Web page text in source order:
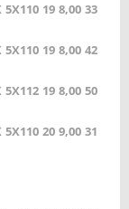
5X110 19 8,00 33
5X110 19 8,00 42
5X112 19 8,00 50
5X110 20 9,00 31